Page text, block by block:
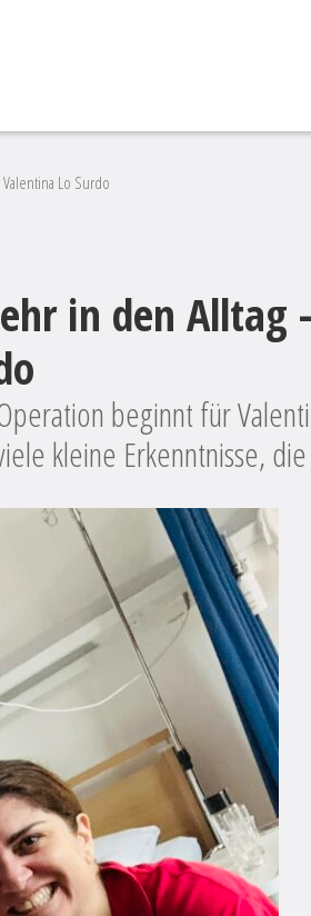
Lo Surdo
in den Alltag
beginnt für
kleine Erkenntnisse,